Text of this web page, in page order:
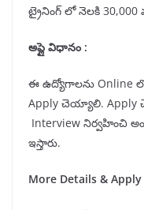
ట్రైనింగ్ లో నెలకి 30,000
అప్లై విధానం :
ఈ ఉద్యోగాలను Online
Apply చెయ్యాలి. Apply
Interview నిర్వహించి
ఇస్తారు.
More Details &